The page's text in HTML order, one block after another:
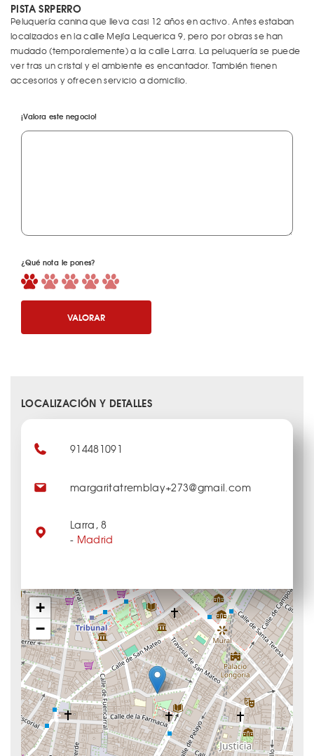
PISTA SRPERRO
Peluquería canina que lleva casi 12 años en activo. Antes estaban
localizados en la calle Mejía Lequerica 9, pero por obras se han
mudado (temporalemente) a la calle Larra. La peluquería se puede
ver tras un cristal y el ambiente es encantador. También tienen
accesorios y ofrecen servicio a domicilio.
¡Valora este negocio!
¿Qué nota le pones?
VALORAR
LOCALIZACIÓN Y DETALLES
+
−
914481091
margaritatremblay+273@gmail.com
Larra, 8
- Madrid